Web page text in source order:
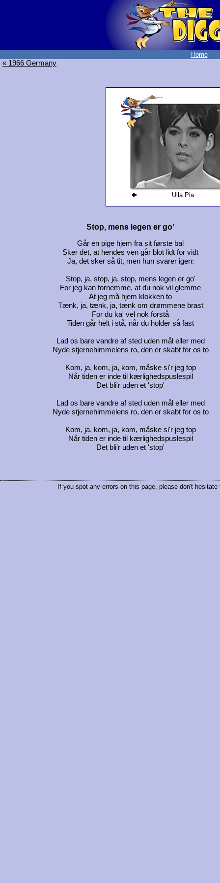
Home
« 1966 Germany
Ulla Pia
Stop, mens legen er go'
Går en pige hjem fra sit første bal
Sker det, at hendes ven går blot lidt for vidt
Ja, det sker så tit, men hun svarer igen:
Stop, ja, stop, ja, stop, mens legen er go'
For jeg kan fornemme, at du nok vil glemme
At jeg må hjem klokken to
Tænk, ja, tænk, ja, tænk om drømmene brast
For du ka' vel nok forstå
Tiden går helt i stå, når du holder så fast
Lad os bare vandre af sted uden mål eller med
Nyde stjernehimmelens ro, den er skabt for os to
Kom, ja, kom, ja, kom, måske si'r jeg top
Når tiden er inde til kærlighedspuslespil
Det bli'r uden et 'stop'
Lad os bare vandre af sted uden mål eller med
Nyde stjernehimmelens ro, den er skabt for os to
Kom, ja, kom, ja, kom, måske si'r jeg top
Når tiden er inde til kærlighedspuslespil
Det bli'r uden et 'stop'
If you spot any errors on this page, please don't